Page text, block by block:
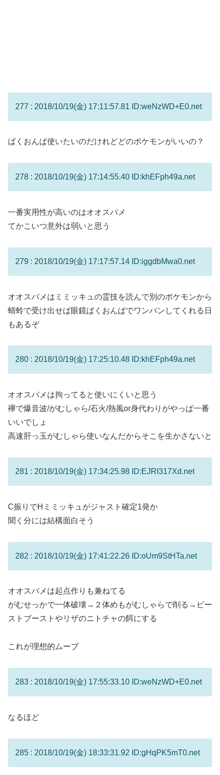
277 : 2018/10/19(金) 17:11:57.81 ID:weNzWD+E0.net
ばくおんぱ使いたいのだけれどどのポケモンがいいの？
278 : 2018/10/19(金) 17:14:55.40 ID:khEFph49a.net
一番実用性が高いのはオオスバメ
てかこいつ意外は弱いと思う
279 : 2018/10/19(金) 17:17:57.14 ID:iggdbMwa0.net
オオスバメはミミッキュの霊技を読んで別のポケモンから
蜻蛉で受け出せば眼鏡ばくおんぱでワンパンしてくれる日
もあるぞ
280 : 2018/10/19(金) 17:25:10.48 ID:khEFph49a.net
オオスバメは拘ってると使いにくいと思う
襷で爆音波/がむしゃら/石火/熱風or身代わりがやっぱ一番
いいでしょ
高速肝っ玉がむしゃら使いなんだからそこを生かさないと
281 : 2018/10/19(金) 17:34:25.98 ID:EJRI317Xd.net
C振りでHミミッキュがジャスト確定1発か
聞く分には結構面白そう
282 : 2018/10/19(金) 17:41:22.26 ID:oUm9StHTa.net
オオスバメは起点作りも兼ねてる
がむせっかで一体破壊→２体めもがむしゃらで削る→ビー
ストブーストやリザのニトチャの餌にする
これが理想的ムーブ
283 : 2018/10/19(金) 17:55:33.10 ID:weNzWD+E0.net
なるほど
285 : 2018/10/19(金) 18:33:31.92 ID:gHqPK5mT0.net